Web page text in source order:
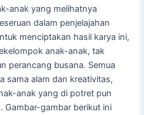
anak yang melihatnya
dalam penjelajahan
menciptakan hasil karya ini,
anak-anak, tak
perancang busana. Semua
sama alam dan kreativitas,
anak yang di potret pun
Gambar-gambar berikut ini